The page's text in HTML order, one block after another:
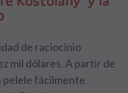
de raciocinio
mil dólares. A partir de
pelele fácilmente